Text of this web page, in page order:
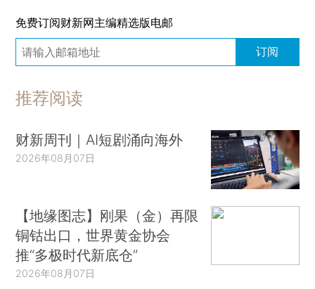
免费订阅财新网主编精选版电邮
订阅
推荐阅读
财新周刊｜AI短剧涌向海外
2026年08月07日
【地缘图志】刚果（金）再限
铜钴出口，世界黄金协会
推“多极时代新底仓”
2026年08月07日